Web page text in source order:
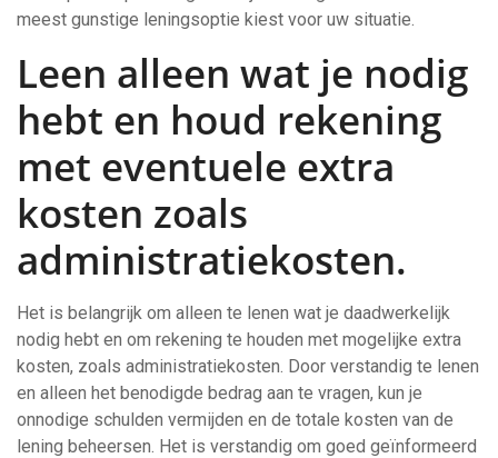
meest gunstige leningsoptie kiest voor uw situatie.
Leen alleen wat je nodig
hebt en houd rekening
met eventuele extra
kosten zoals
administratiekosten.
Het is belangrijk om alleen te lenen wat je daadwerkelijk
nodig hebt en om rekening te houden met mogelijke extra
kosten, zoals administratiekosten. Door verstandig te lenen
en alleen het benodigde bedrag aan te vragen, kun je
onnodige schulden vermijden en de totale kosten van de
lening beheersen. Het is verstandig om goed geïnformeerd